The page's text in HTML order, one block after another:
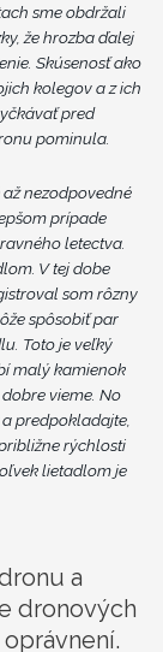
sme obdržali
že hrozba ďalej
Skúsenosť ako
kolegov a z ich
pred
pominula.
nezodpovedné
prípade
letectva.
V tej dobe
som rôzny
spôsobiť par
Toto je veľký
malý kamienok
vieme. No
predpokladajte,
rýchlosti
lietadlom je
a
dronových